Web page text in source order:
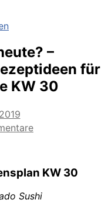
–
für
KW 30
zu
heute?
Kochinspiration
KW 30
Sushi